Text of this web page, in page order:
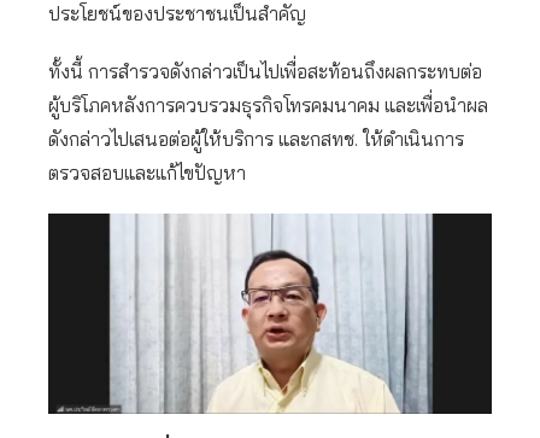
ประโยชน์ของประชาชนเป็นสำคัญ
ทั้งนี้ การสำรวจดังกล่าวเป็นไปเพื่อสะท้อนถึงผลกระทบต่อ
ผู้บริโภคหลังการควบรวมธุรกิจโทรคมนาคม และเพื่อนำผล
ดังกล่าวไปเสนอต่อผู้ให้บริการ และกสทช. ให้ดำเนินการ
ตรวจสอบและแก้ไขปัญหา